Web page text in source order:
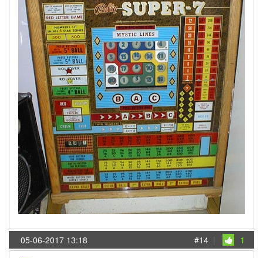
05-06-2017 13:18 #14 | 1